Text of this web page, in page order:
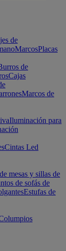
de
MarcosPlacas
de
Cajas
Marcos de
Iluminación para
Cintas Led
mesas y sillas de
de sofás de
Estufas de